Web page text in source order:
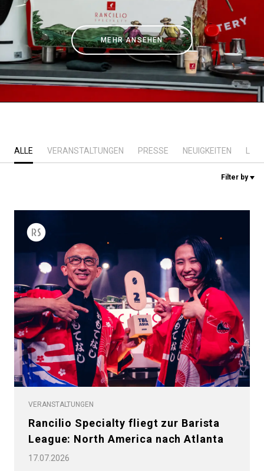
MEHR ANSEHEN
ALLE VERANSTALTUNGEN PRESSE NEUIGKEITEN
Filter by
VERANSTALTUNGEN
Rancilio Specialty fliegt zur Barista
League: North America nach Atlanta
17.07.2026
Nachrichten
Geschichte
Unsere Labore
Kontaktieren Sie uns
Datenschutzerklärung